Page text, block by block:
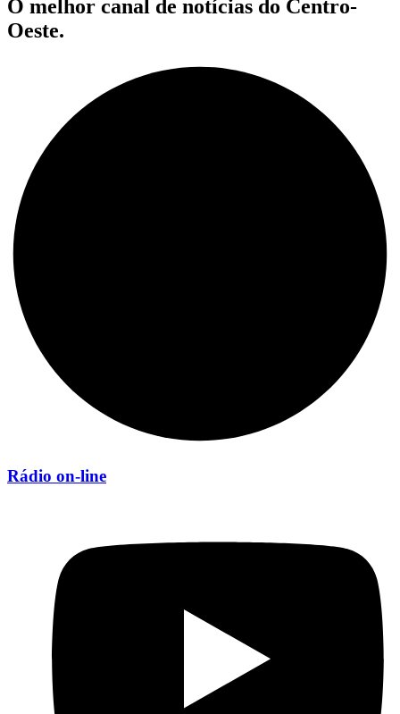
O melhor canal de notícias do Centro-
Oeste.
Rádio on-line